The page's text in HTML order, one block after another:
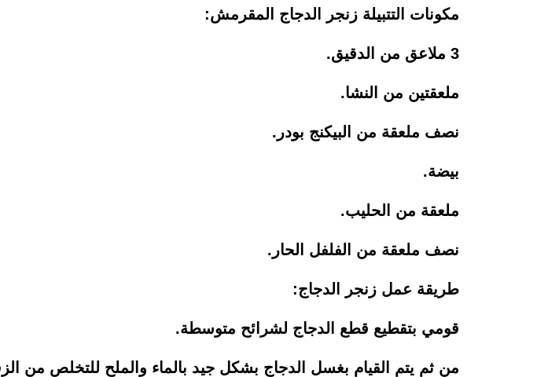
مكونات التتبيلة زنجر الدجاج المقرمش:
3 ملاعق من الدقيق.
ملعقتين من النشا.
نصف ملعقة من البيكنج بودر.
بيضة.
ملعقة من الحليب.
نصف ملعقة من الفلفل الحار.
طريقة عمل زنجر الدجاج:
قومي بتقطيع قطع الدجاج لشرائح متوسطة.
من ثم يتم القيام بغسل الدجاج بشكل جيد بالماء والملح للتخلص من